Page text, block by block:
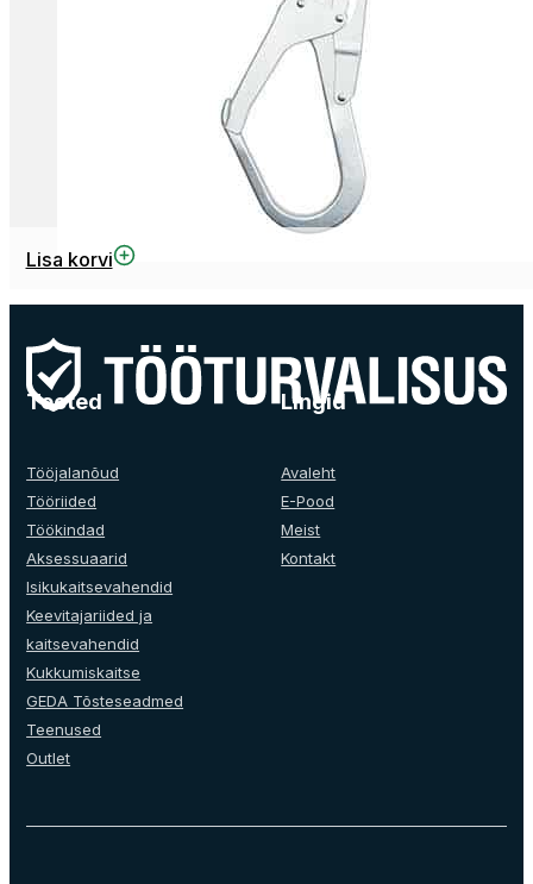
Lisa korvi
Tooted
Tööjalanõud
Tööriided
Töökindad
Aksessuaarid
Isikukaitsevahendid
Keevitajariided ja
kaitsevahendid
Kukkumiskaitse
GEDA Tõsteseadmed
Teenused
Outlet
Lingid
Avaleht
E-Pood
Meist
Kontakt